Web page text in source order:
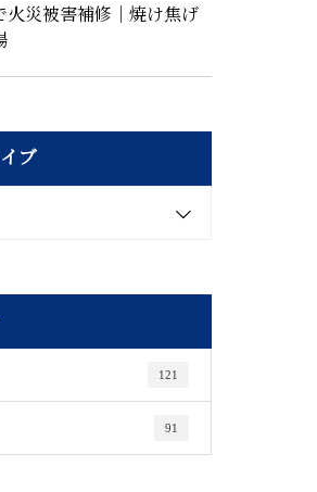
火災被害補修｜焼け焦げ
ブ
121
91